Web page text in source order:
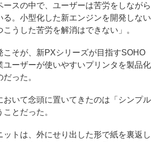
スの中で、ユーザーは苦労をしながら
る。小型化した新エンジンを開発しない
うした苦労を解消はできない」。
そが、新PXシリーズが目指すSOHO
ユーザーが使いやすいプリンタを製品化
った。
いて念頭に置いてきたのは「シンプル
とだった。
トは、外にせり出した形で紙を裏返し